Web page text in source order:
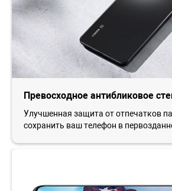
Превосходное антибликовое
Улучшенная защита от отпечатков
сохранить ваш телефон в